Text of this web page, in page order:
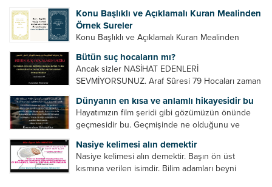
cariyelerinizi dünya hayatının menfaatini elde
etmek için fuhuş yapmaya zorlamayın. Her...
Konu Başlıklı ve Açıklamalı Kuran Mealinden
Örnek Sureler
Konu Başlıklı ve Açıklamalı Kuran Mealinden
Bütün suç hocaların mı?
Ancak sizler NASİHAT EDENLERİ
SEVMİYORSUNUZ. Araf Sûresi 79 Hocaları zaman
geliştirmeleri hususunda bazen açık bazen gizli
tenkitlerde bulunmuşuzdur. Örneğin hocalarda
olması gereken hususları sıralar ve...
Dünyanın en kısa ve anlamlı hikayesidir bu
Hayatımızın film şeridi gibi gözümüzün önünde
geçmesidir bu. Geçmişinde ne olduğunu ve
âyetlere baksın. Hayatı özetler misin sorusuna
verilebilecek en kısa ve bir o...
Nasiye kelimesi alın demektir
Nasiye kelimesi alın demektir. Başın ön üst
kısmına verilen isimdir. Bilim adamları beyni